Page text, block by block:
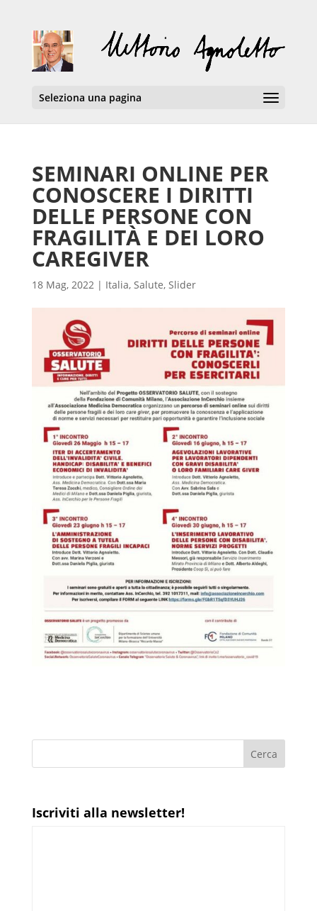
Seleziona una pagina
SEMINARI ONLINE PER
CONOSCERE I DIRITTI
DELLE PERSONE CON
FRAGILITÀ E DEI LORO
CAREGIVER
18 Mag, 2022| Italia, Salute, Slider
Iscriviti alla newsletter!